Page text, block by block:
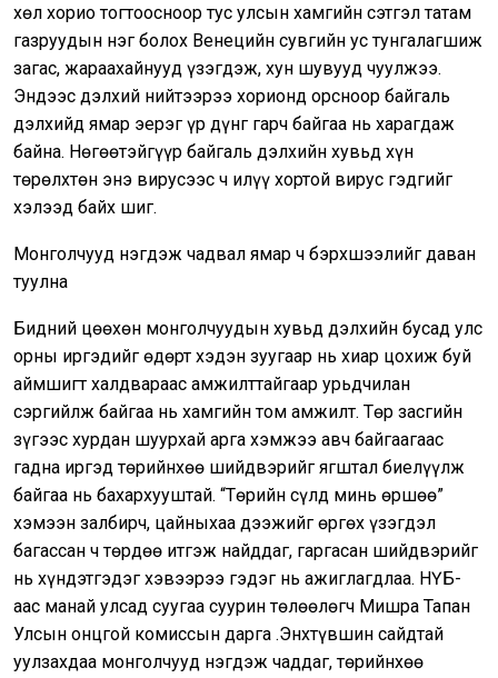
хөл хорио тогтоосноор тус улсын хамгийн сэтгэл татам
газруудын нэг болох Венецийн сувгийн ус тунгалагшиж
загас, жараахайнууд үзэгдэж, хун шувууд чуулжээ.
Эндээс дэлхий нийтээрээ хорионд орсноор байгаль
дэлхийд ямар эeрэг үр дүнг гарч байгаа нь харагдаж
байна. Нөгөөтэйгүүр байгаль дэлхийн хувьд хүн
төрөлхтөн энэ вирусээс ч илүү хортой вирус гэдгийг
хэлээд байх шиг.
Монголчууд нэгдэж чадвал ямар ч бэрхшээлийг даван
туулна
Бидний цөөхөн монголчуудын хувьд дэлхийн бусад улс
орны иргэдийг өдөрт хэдэн зуугаар нь хиар цохиж буй
аймшигт халдвараас амжилттайгаар урьдчилан
сэргийлж байгаа нь хамгийн том амжилт. Төр засгийн
зүгээс хурдан шуурхай арга хэмжээ авч байгаагаас
гадна иргэд төрийнхөө шийдвэрийг ягштал биелүүлж
байгаа нь бахархууштай. “Төрийн сүлд минь өршөө”
хэмээн залбирч, цайныхаа дээжийг өргөх үзэгдэл
багассан ч төрдөө итгэж найддаг, гаргасан шийдвэрийг
нь хүндэтгэдэг хэвээрээ гэдэг нь ажиглагдлаа. НҮБ-
аас манай улсад суугаа суурин төлөөлөгч Мишра Тапан
Улсын онцгой комиссын дарга Ө.Энхтүвшин сайдтай
уулзахдаа монголчууд нэгдэж чаддаг, төрийнхөө